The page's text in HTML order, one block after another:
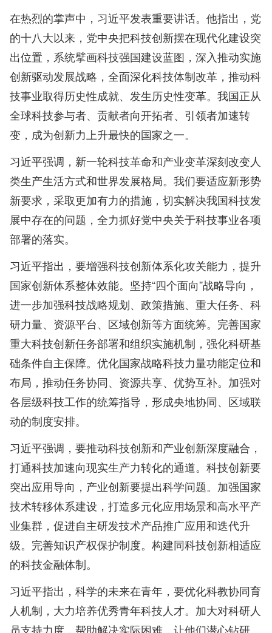
在热烈的掌声中，习近平发表重要讲话。他指出，党
的十八大以来，党中央把科技创新摆在现代化建设突
出位置，系统擘画科技强国建设蓝图，深入推动实施
创新驱动发展战略，全面深化科技体制改革，推动科
技事业取得历史性成就、发生历史性变革。我国正从
全球科技参与者、贡献者向开拓者、引领者加速转
变，成为创新力上升最快的国家之一。
习近平强调，新一轮科技革命和产业变革深刻改变人
类生产生活方式和世界发展格局。我们要适应新形势
新要求，采取更加有力的措施，切实解决我国科技发
展中存在的问题，全力抓好党中央关于科技事业各项
部署的落实。
习近平指出，要增强科技创新体系化攻关能力，提升
国家创新体系整体效能。坚持“四个面向”战略导向，
进一步加强科技战略规划、政策措施、重大任务、科
研力量、资源平台、区域创新等方面统筹。完善国家
重大科技创新任务部署和组织实施机制，强化科研基
础条件自主保障。优化国家战略科技力量功能定位和
布局，推动任务协同、资源共享、优势互补。加强对
各层级科技工作的统筹指导，形成央地协同、区域联
动的制度安排。
习近平强调，要推动科技创新和产业创新深度融合，
打通科技加速向现实生产力转化的通道。科技创新要
突出应用导向，产业创新要提出科学问题。加强国家
技术转移体系建设，打造多元化应用场景和高水平产
业集群，促进自主研发技术产品推广应用和迭代升
级。完善知识产权保护制度。构建同科技创新相适应
的科技金融体制。
习近平指出，科学的未来在青年，要优化科教协同育
人机制，大力培养优秀青年科技人才。加大对科研人
员支持力度，帮助解决实际困难，让他们潜心钻研、